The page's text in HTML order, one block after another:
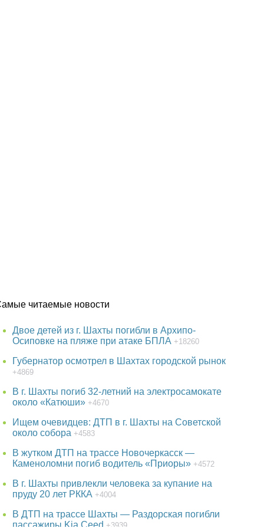
читаемые новости
Двое детей из г. Шахты погибли в Архипо-
Осиповке на пляже при атаке БПЛА +18260
Губернатор осмотрел в Шахтах городской рынок
+4869
В г. Шахты погиб 32-летний на электросамокате
около «Катюши» +4670
Ищем очевидцев: ДТП в г. Шахты на Советской
около собора +4583
В жутком ДТП на трассе Новочеркасск —
Каменоломни погиб водитель «Приоры» +4572
В г. Шахты привлекли человека за купание на
пруду 20 лет РККА +4004
В ДТП на трассе Шахты — Раздорская погибли
пассажиры Kia Ceed +3939